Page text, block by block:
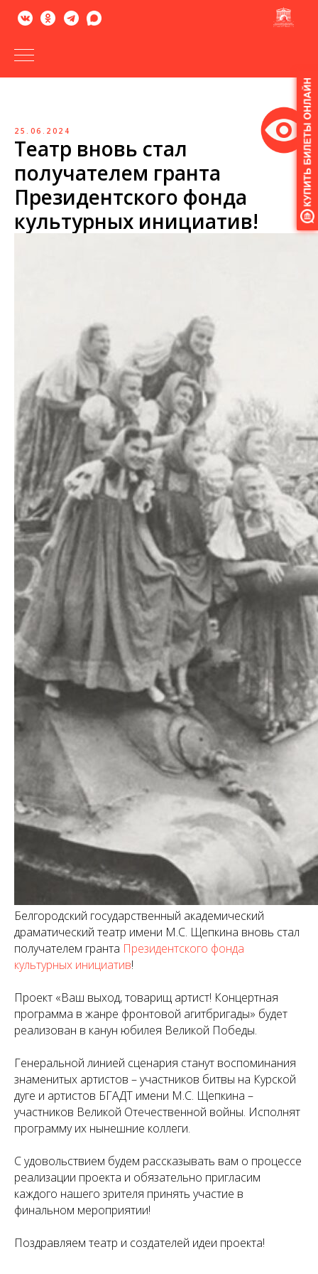
Версия
25.06.2024
Театр вновь стал
получателем гранта
Президентского фонда
культурных инициатив!
Белгородский государственный академический
драматический театр имени М.С. Щепкина вновь стал
получателем гранта Президентского фонда
культурных инициатив!
Проект «Ваш выход, товарищ артист! Концертная
программа в жанре фронтовой агитбригады» будет
реализован в канун юбилея Великой Победы.
Генеральной линией сценария станут воспоминания
знаменитых артистов – участников битвы на Курской
дуге и артистов БГАДТ имени М.С. Щепкина –
участников Великой Отечественной войны. Исполнят
программу их нынешние коллеги.
С удовольствием будем рассказывать вам о процессе
реализации проекта и обязательно пригласим
каждого нашего зрителя принять участие в
финальном мероприятии!
Поздравляем театр и создателей идеи проекта!